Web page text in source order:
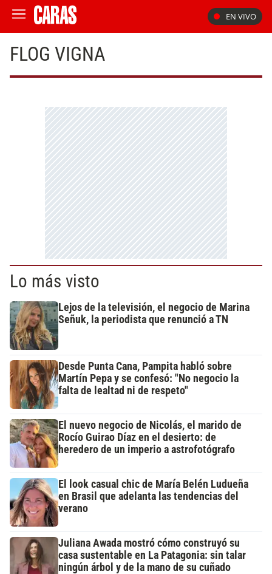
EN VIVO
FLOG VIGNA
Lo más visto
Lejos de la televisión, el negocio de Marina
Señuk, la periodista que renunció a TN
Desde Punta Cana, Pampita habló sobre
Martín Pepa y se confesó: "No negocio la
falta de lealtad ni de respeto"
El nuevo negocio de Nicolás, el marido de
Rocío Guirao Díaz en el desierto: de
heredero de un imperio a astrofotógrafo
El look casual chic de María Belén Ludueña
en Brasil que adelanta las tendencias del
verano
Juliana Awada mostró cómo construyó su
casa sustentable en La Patagonia: sin talar
ningún árbol y de la mano de su cuñado